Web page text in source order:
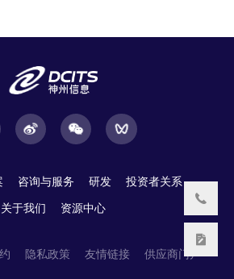
咨询与服务 研发 投资者关系
关于我们 资源中心
隐私政策 友情链接 供应商门户